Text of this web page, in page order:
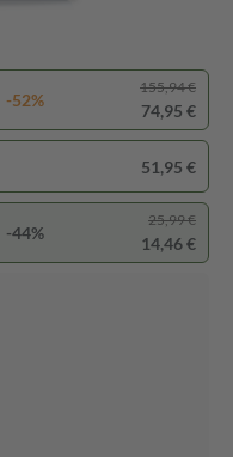
-52%
155,94 €
74,95 €
51,95 €
-44%
25,99 €
14,46 €